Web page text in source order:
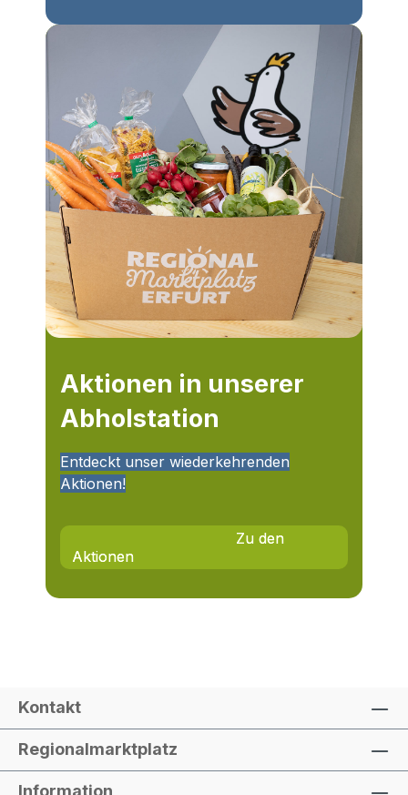
Aktionen in unserer
Abholstation
Entdeckt unser wiederkehrenden
Aktionen!
Aktionen
Kontakt
Regionalmarktplatz
Information